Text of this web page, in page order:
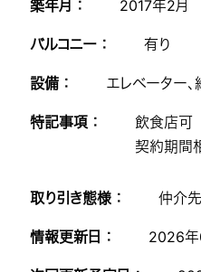
築年月 ： 2017年2月
バルコニー ： 有り
設備 ： エレベーター、
特記事項 ：
飲食店可
契約期間
取り引き態様 ： 仲介
情報更新日 ： 2026